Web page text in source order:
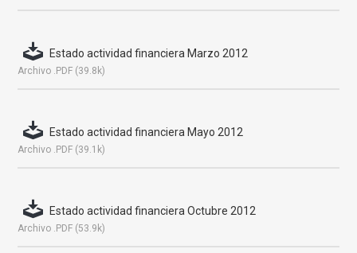
Estado actividad financiera Marzo 2012
Archivo .PDF (39.8k)
Estado actividad financiera Mayo 2012
Archivo .PDF (39.1k)
Estado actividad financiera Octubre 2012
Archivo .PDF (53.9k)